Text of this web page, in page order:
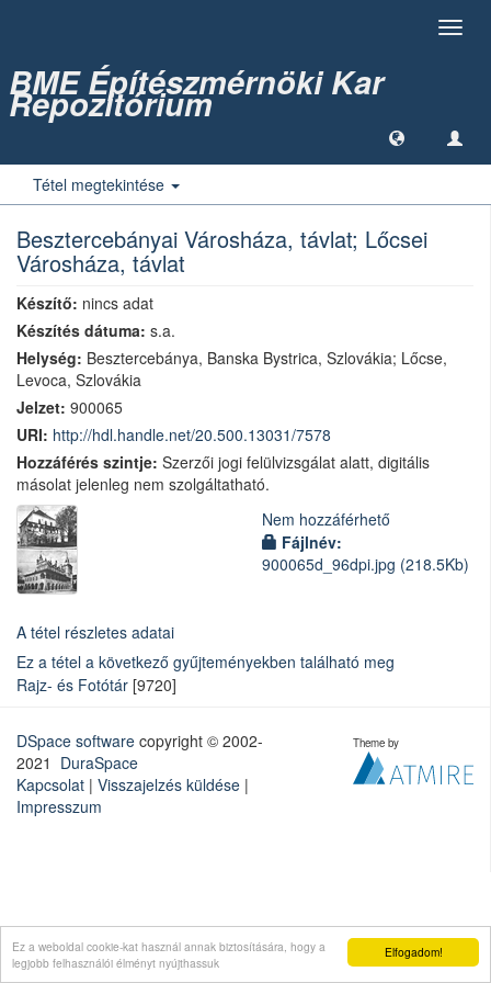
Elfogadom!
Ez a weboldal cookie-kat használ annak biztosítására, hogy a
legjobb felhasználói élményt nyújthassuk
BME Építészmérnöki Kar
Repozitórium
Tétel megtekintése
Besztercebányai Városháza, távlat; Lőcsei
Városháza, távlat
Készítő: nincs adat
Készítés dátuma: s.a.
Helység: Besztercebánya, Banska Bystrica, Szlovákia; Lőcse,
Levoca, Szlovákia
Jelzet: 900065
URI: http://hdl.handle.net/20.500.13031/7578
Hozzáférés szintje: Szerzői jogi felülvizsgálat alatt, digitális
másolat jelenleg nem szolgáltatható.
Nem hozzáférhető
Fájlnév:
900065d_96dpi.jpg (218.5Kb)
A tétel részletes adatai
Ez a tétel a következő gyűjteményekben található meg
Rajz- és Fotótár [9720]
DSpace software copyright © 2002-
2021 DuraSpace
Kapcsolat | Visszajelzés küldése |
Impresszum
Theme by